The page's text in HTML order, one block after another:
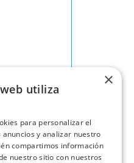
×
utiliza
para personalizar el
anuncios y analizar nuestro
compartimos información
nuestro sitio con nuestros